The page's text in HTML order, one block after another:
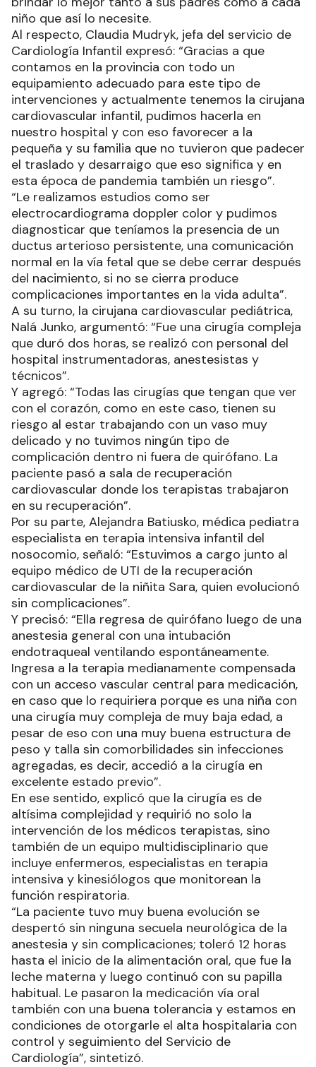
niño que así lo necesite.
Al respecto, Claudia Mudryk, jefa del servicio de
Cardiología Infantil expresó: “Gracias a que
contamos en la provincia con todo un
equipamiento adecuado para este tipo de
intervenciones y actualmente tenemos la cirujana
cardiovascular infantil, pudimos hacerla en
nuestro hospital y con eso favorecer a la
pequeña y su familia que no tuvieron que padecer
el traslado y desarraigo que eso significa y en
esta época de pandemia también un riesgo”.
“Le realizamos estudios como ser
electrocardiograma doppler color y pudimos
diagnosticar que teníamos la presencia de un
ductus arterioso persistente, una comunicación
normal en la vía fetal que se debe cerrar después
del nacimiento, si no se cierra produce
complicaciones importantes en la vida adulta”.
A su turno, la cirujana cardiovascular pediátrica,
Nalá Junko, argumentó: “Fue una cirugía compleja
que duró dos horas, se realizó con personal del
hospital instrumentadoras, anestesistas y
técnicos”.
Y agregó: “Todas las cirugías que tengan que ver
con el corazón, como en este caso, tienen su
riesgo al estar trabajando con un vaso muy
delicado y no tuvimos ningún tipo de
complicación dentro ni fuera de quirófano. La
paciente pasó a sala de recuperación
cardiovascular donde los terapistas trabajaron
en su recuperación”.
Por su parte, Alejandra Batiusko, médica pediatra
especialista en terapia intensiva infantil del
nosocomio, señaló: “Estuvimos a cargo junto al
equipo médico de UTI de la recuperación
cardiovascular de la niñita Sara, quien evolucionó
sin complicaciones”.
Y precisó: “Ella regresa de quirófano luego de una
anestesia general con una intubación
endotraqueal ventilando espontáneamente.
Ingresa a la terapia medianamente compensada
con un acceso vascular central para medicación,
en caso que lo requiriera porque es una niña con
una cirugía muy compleja de muy baja edad, a
pesar de eso con una muy buena estructura de
peso y talla sin comorbilidades sin infecciones
agregadas, es decir, accedió a la cirugía en
excelente estado previo”.
En ese sentido, explicó que la cirugía es de
altísima complejidad y requirió no solo la
intervención de los médicos terapistas, sino
también de un equipo multidisciplinario que
incluye enfermeros, especialistas en terapia
intensiva y kinesiólogos que monitorean la
función respiratoria.
“La paciente tuvo muy buena evolución se
despertó sin ninguna secuela neurológica de la
anestesia y sin complicaciones; toleró 12 horas
hasta el inicio de la alimentación oral, que fue la
leche materna y luego continuó con su papilla
habitual. Le pasaron la medicación vía oral
también con una buena tolerancia y estamos en
condiciones de otorgarle el alta hospitalaria con
control y seguimiento del Servicio de
Cardiología”, sintetizó.